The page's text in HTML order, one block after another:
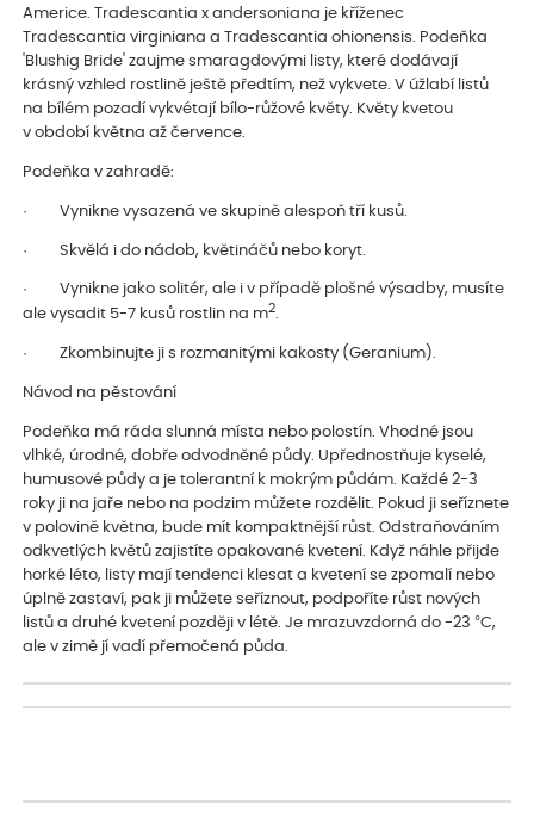
Americe. Tradescantia x andersoniana je kříženec
Tradescantia virginiana a Tradescantia ohionensis. Podeňka
'Blushig Bride' zaujme smaragdovými listy, které dodávají
krásný vzhled rostlině ještě předtím, než vykvete. V úžlabí listů
na bílém pozadí vykvétají bílo-růžové květy. Květy kvetou
v období května až července.
Podeňka v zahradě:
· Vynikne vysazená ve skupině alespoň tří kusů.
· Skvělá i do nádob, květináčů nebo koryt.
· Vynikne jako solitér, ale i v případě plošné výsadby, musíte
ale vysadit 5-7 kusů rostlin na m2.
· Zkombinujte ji s rozmanitými kakosty (Geranium).
Návod na pěstování
Podeňka má ráda slunná místa nebo polostín. Vhodné jsou
vlhké, úrodné, dobře odvodněné půdy. Upřednostňuje kyselé,
humusové půdy a je tolerantní k mokrým půdám. Každé 2-3
roky ji na jaře nebo na podzim můžete rozdělit. Pokud ji seříznete
v polovině května, bude mít kompaktnější růst. Odstraňováním
odkvetlých květů zajistíte opakované kvetení. Když náhle přijde
horké léto, listy mají tendenci klesat a kvetení se zpomalí nebo
úplně zastaví, pak ji můžete seříznout, podpoříte růst nových
listů a druhé kvetení později v létě. Je mrazuvzdorná do -23 °C,
ale v zimě jí vadí přemočená půda.